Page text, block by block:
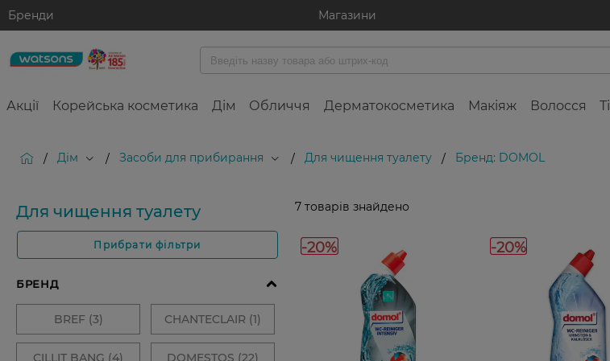
Бренди Магазини
Акції Корейська косметика Дім Обличчя Дерматокосметика Макіяж Волосся
/ Дім / Засоби для прибирання / Для чищення туалету / Бренд: DOMOL
Для чищення туалету
Прибрати фільтри
7 товарів знайдено
-20% -20%